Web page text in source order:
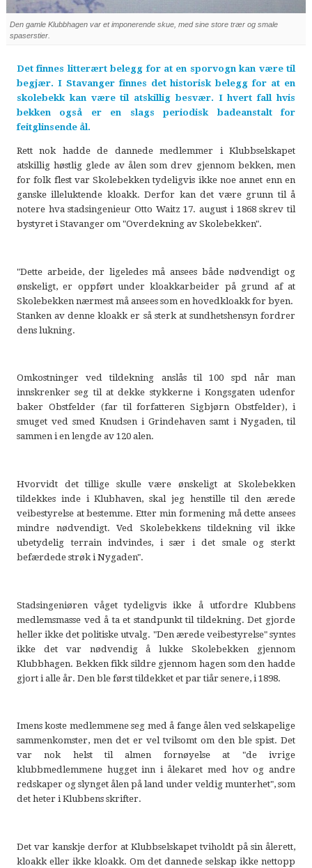
Den gamle Klubbhagen var et imponerende skue, med sine store trær og smale
spaserstier.
Det finnes litterært belegg for at en sporvogn kan være til
begjær. I Stavanger finnes det historisk belegg for at en
skolebekk kan være til atskillig besvær. I hvert fall hvis
bekken også er en slags periodisk badeanstalt for
feitglinsende ål.
Rett nok hadde de dannede medlemmer i Klubbselskapet
atskillig høstlig glede av ålen som drev gjennom bekken, men
for folk flest var Skolebekken tydeligvis ikke noe annet enn en
ganske illeluktende kloakk. Derfor kan det være grunn til å
notere hva stadsingenieur Otto Waitz 17. august i 1868 skrev til
bystyret i Stavanger om "Overdekning av Skolebekken".
"Dette arbeide, der ligeledes må ansees både nødvendigt og
ønskeligt, er oppført under kloakkarbeider på grund af at
Skolebekken nærmest må ansees som en hovedkloakk for byen.
Stanken av denne kloakk er så sterk at sundhetshensyn fordrer
dens lukning.
Omkostninger ved tildekning anslås til 100 spd når man
innskrenker seg til at dekke stykkerne i Kongsgaten udenfor
baker Obstfelder (far til forfatteren Sigbjørn Obstfelder), i
smuget ved smed Knudsen i Grindehaven samt i Nygaden, til
sammen i en lengde av 120 alen.
Hvorvidt det tillige skulle være ønskeligt at Skolebekken
tildekkes inde i Klubhaven, skal jeg henstille til den ærede
veibestyrelse at bestemme. Etter min formening må dette ansees
mindre nødvendigt. Ved Skolebekkens tildekning vil ikke
ubetydelig terrain indvindes, i sær i det smale og sterkt
befærdede strøk i Nygaden".
Stadsingeniøren våget tydeligvis ikke å utfordre Klubbens
medlemsmasse ved å ta et standpunkt til tildekning. Det gjorde
heller ikke det politiske utvalg. "Den ærede veibestyrelse" syntes
ikke det var nødvendig å lukke Skolebekken gjennom
Klubbhagen. Bekken fikk sildre gjennom hagen som den hadde
gjort i alle år. Den ble først tildekket et par tiår senere, i 1898.
Imens koste medlemmene seg med å fange ålen ved selskapelige
sammenkomster, men det er vel tvilsomt om den ble spist. Det
var nok helst til almen fornøyelse at "de ivrige
klubbmedlemmene hugget inn i ålekaret med hov og andre
redskaper og slynget ålen på land under veldig munterhet", som
det heter i Klubbens skrifter.
Det var kanskje derfor at Klubbselskapet tviholdt på sin ålerett,
kloakk eller ikke kloakk. Om det dannede selskap ikke nettopp